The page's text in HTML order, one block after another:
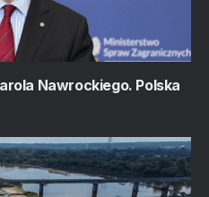
Nawrockiego. Polska